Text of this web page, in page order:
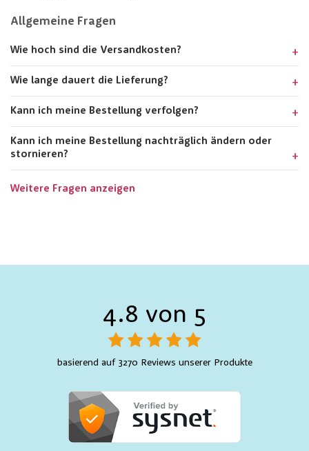
Allgemeine Fragen
Wie hoch sind die Versandkosten?
Wie lange dauert die Lieferung?
Kann ich meine Bestellung verfolgen?
Kann ich meine Bestellung nachträglich ändern oder
stornieren?
Weitere Fragen anzeigen
4.8 von 5
basierend auf 3270 Reviews unserer Produkte